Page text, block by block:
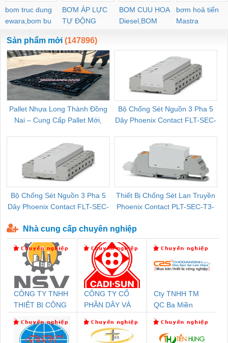
bom truc dung
ewara,bom bu
ewara
BƠM ÁP LỰC
TỰ ĐỘNG
BOM CUU HOA
Diesel,BOM
CHUA CHAY
bơm hoả tiển
Mastra
Sản phẩm mới (147896)
Pallet Nhựa Long Thành Đồng
Nai – Cung Cấp Pallet Mới,
Bộ Chống Sét Nguồn 3 Pha 5
Dây Phoenix Contact FLT-SEC-
Bộ Chống Sét Nguồn 3 Pha 5
Dây Phoenix Contact FLT-SEC-
Thiết Bị Chống Sét Lan Truyền
Phoenix Contact PLT-SEC-T3-
Nhà cung cấp chuyên nghiệp
CÔNG TY TNHH
THIẾT BỊ CÔNG
SETSUBI VIỆT
NAM
CÔNG TY CỔ
PHẦN DÂY VÀ
THƯỢNG ĐÌNH
Cty TNHH TM
QC Ba Miền